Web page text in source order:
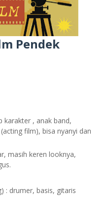
Pendek
karakter , anak band,
film), bisa nyanyi dan
masih keren looknya,
: drumer, basis, gitaris